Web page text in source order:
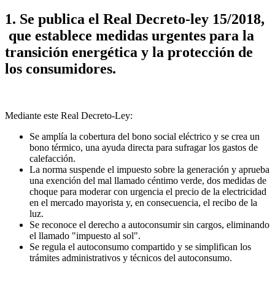
1. Se publica el Real Decreto-ley 15/2018,
que establece medidas urgentes para la
transición energética y la protección de
los consumidores.
Mediante este Real Decreto-Ley:
Se amplía la cobertura del bono social eléctrico y se crea un
bono térmico, una ayuda directa para sufragar los gastos de
calefacción.
La norma suspende el impuesto sobre la generación y aprueba
una exención del mal llamado céntimo verde, dos medidas de
choque para moderar con urgencia el precio de la electricidad
en el mercado mayorista y, en consecuencia, el recibo de la
luz.
Se reconoce el derecho a autoconsumir sin cargos, eliminando
el llamado "impuesto al sol".
Se regula el autoconsumo compartido y se simplifican los
trámites administrativos y técnicos del autoconsumo.